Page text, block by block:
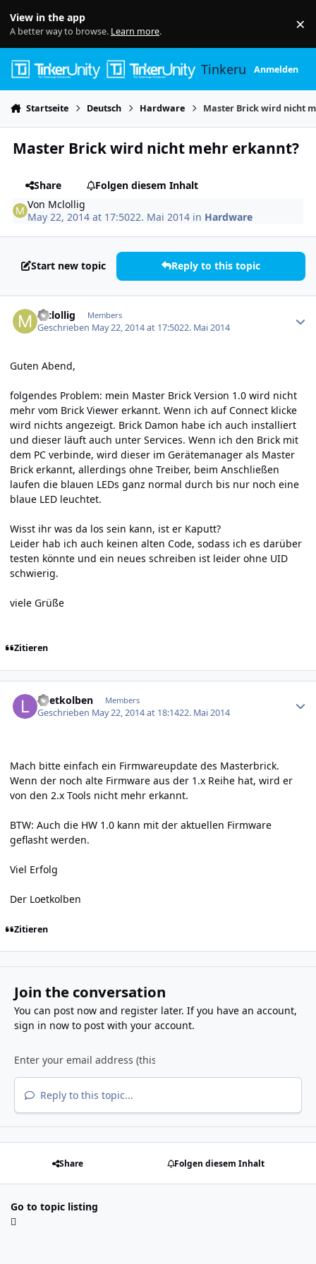
View in the app
A better way to browse. Learn more. ×
TinkerunityAnmelden
Startseite Deutsch Hardware Master Brick wird nicht
Master Brick wird nicht mehr erkannt?
Share
Folgen diesem Inhalt
Von Mclollig
May 22, 2014 at 17:5022. Mai 2014 in Hardware
Start new topic Reply to this topic
Mclollig Members
Geschrieben May 22, 2014 at 17:5022. Mai 2014
Guten Abend,
folgendes Problem: mein Master Brick Version 1.0 wird nicht
mehr vom Brick Viewer erkannt. Wenn ich auf Connect klicke
wird nichts angezeigt. Brick Damon habe ich auch installiert
und dieser läuft auch unter Services. Wenn ich den Brick mit
dem PC verbinde, wird dieser im Gerätemanager als Master
Brick erkannt, allerdings ohne Treiber, beim Anschließen
laufen die blauen LEDs ganz normal durch bis nur noch eine
blaue LED leuchtet.
Wisst ihr was da los sein kann, ist er Kaputt?
Leider hab ich auch keinen alten Code, sodass ich es darüber
testen könnte und ein neues schreiben ist leider ohne UID
schwierig.
viele Grüße
Zitieren
Loetkolben Members
Geschrieben May 22, 2014 at 18:1422. Mai 2014
Mach bitte einfach ein Firmwareupdate des Masterbrick.
Wenn der noch alte Firmware aus der 1.x Reihe hat, wird er
von den 2.x Tools nicht mehr erkannt.
BTW: Auch die HW 1.0 kann mit der aktuellen Firmware
geflasht werden.
Viel Erfolg
Der Loetkolben
Zitieren
Join the conversation
You can post now and register later. If you have an account,
sign in nowto post with your account.
Reply to this topic...
Share Folgen diesem Inhalt
Go to topic listing